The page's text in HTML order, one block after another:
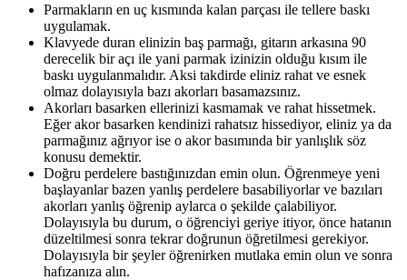
Parmakların en uç kısmında kalan parçası ile tellere baskı
uygulamak.
Klavyede duran elinizin baş parmağı, gitarın arkasına 90
derecelik bir açı ile yani parmak izinizin olduğu kısım ile
baskı uygulanmalıdır. Aksi takdirde eliniz rahat ve esnek
olmaz dolayısıyla bazı akorları basamazsınız.
Akorları basarken ellerinizi kasmamak ve rahat hissetmek.
Eğer akor basarken kendinizi rahatsız hissediyor, eliniz ya da
parmağınız ağrıyor ise o akor basımında bir yanlışlık söz
konusu demektir.
Doğru perdelere bastığınızdan emin olun. Öğrenmeye yeni
başlayanlar bazen yanlış perdelere basabiliyorlar ve bazıları
akorları yanlış öğrenip aylarca o şekilde çalabiliyor.
Dolayısıyla bu durum, o öğrenciyi geriye itiyor, önce hatanın
düzeltilmesi sonra tekrar doğrunun öğretilmesi gerekiyor.
Dolayısıyla bir şeyler öğrenirken mutlaka emin olun ve sonra
hafızanıza alın.